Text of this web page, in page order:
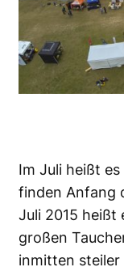
Im Juli heißt es
finden Anfang
Juli 2015 heißt
großen
inmitten